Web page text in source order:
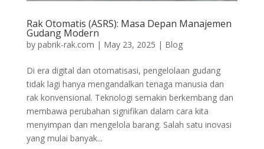
Rak Otomatis (ASRS): Masa Depan Manajemen
Gudang Modern
by pabrik-rak.com | May 23, 2025 | Blog
Di era digital dan otomatisasi, pengelolaan gudang
tidak lagi hanya mengandalkan tenaga manusia dan
rak konvensional. Teknologi semakin berkembang dan
membawa perubahan signifikan dalam cara kita
menyimpan dan mengelola barang. Salah satu inovasi
yang mulai banyak...